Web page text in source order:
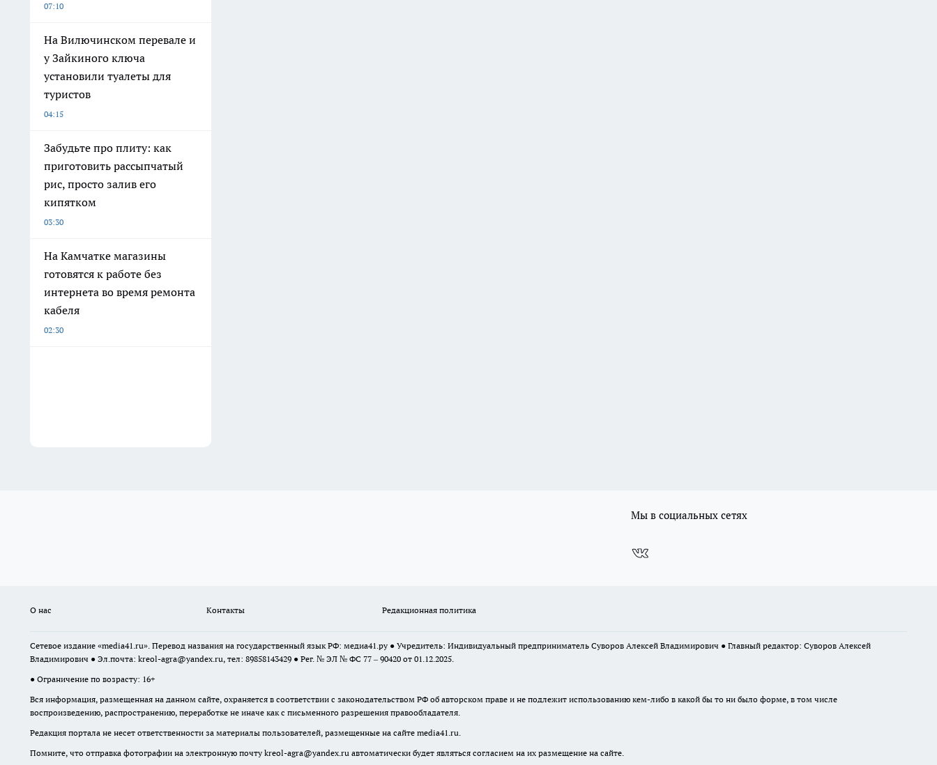
07:10
На Вилючинском перевале и
у Зайкиного ключа
установили туалеты для
туристов
04:15
Забудьте про плиту: как
приготовить рассыпчатый
рис, просто залив его
кипятком
03:30
На Камчатке магазины
готовятся к работе без
интернета во время ремонта
кабеля
02:30
Мы в социальных сетях
О нас Контакты Редакционная политика
Сетевое издание «media41.ru». Перевод названия на государственный язык РФ: медиа41.ру ● Учредитель: Индивидуальный предприниматель Суворов Алексей Владимирович ● Главный редактор: Суворов Алексей
Владимирович ● Эл.почта: kreol-agra@yandex.ru, тел: 89858143429 ● Рег. № ЭЛ № ФС 77 – 90420 от 01.12.2025.
● Ограничение по возрасту: 16+
Вся информация, размещенная на данном сайте, охраняется в соответствии с законодательством РФ об авторском праве и не подлежит использованию кем-либо в какой бы то ни было форме, в том числе
воспроизведению, распространению, переработке не иначе как с письменного разрешения правообладателя.
Редакция портала не несет ответственности за материалы пользователей, размещенные на сайте media41.ru.
Помните, что отправка фотографии на электронную почту kreol-agra@yandex.ru автоматически будет являться согласием на их размещение на сайте.